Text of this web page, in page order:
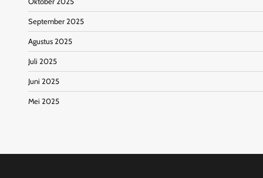
September 2025
Agustus 2025
Juli 2025
Juni 2025
Mei 2025